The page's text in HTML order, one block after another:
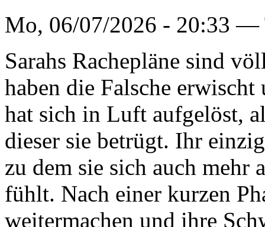
Mo, 06/07/2026 - 20:33 —
Sarahs Rachepläne sind
haben die Falsche
hat sich in Luft aufgelöst,
dieser sie betrügt. Ihr
zu dem sie sich auch mehr
fühlt. Nach einer kurzen
weitermachen und ihre